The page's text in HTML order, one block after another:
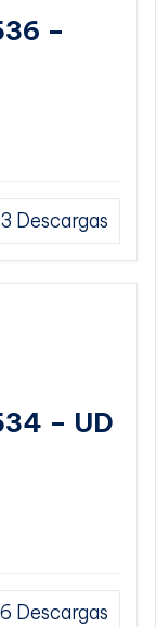
–
Descargas
– UD
Descargas